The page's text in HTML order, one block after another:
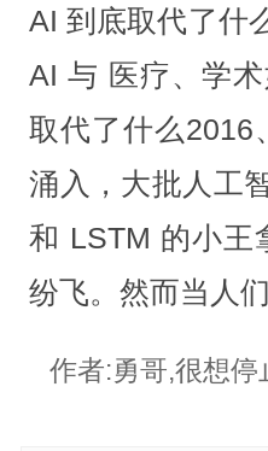
AI 到底取代了什
AI 与 医疗、学
取代了什么2016
涌入，大批人工
和 LSTM 的小王
纷飞。然而当人
作者:勇哥,很想停